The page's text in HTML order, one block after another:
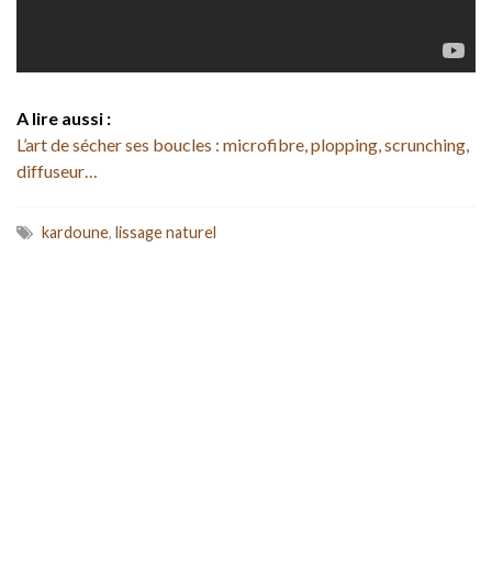
A lire aussi :
L’art de sécher ses boucles : microfibre, plopping, scrunching,
diffuseur…
kardoune, lissage naturel